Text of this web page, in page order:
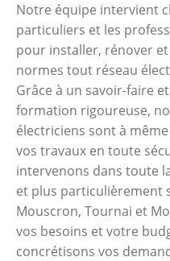
Notre équipe intervient
particuliers et les
pour installer, rénover
normes tout réseau
Grâce à un savoir-faire
formation rigoureuse,
électriciens sont à
vos travaux en toute
intervenons dans toute
et plus particulièrement
Mouscron, Tournai et
vos besoins et votre
concrétisons vos